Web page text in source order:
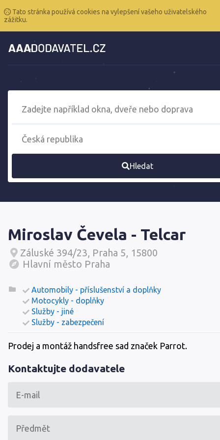
Tato stránka používá cookies na vylepšení vašeho uživatelského
zážitku.
Hledat
Miroslav Čevela - Telcar
Záluské 394/23, Praha 5, 15800
Hlavní město Praha
Automobily - příslušenství a doplňky
Motocykly - doplňky
Služby - jiné
Služby - zabezpečení
Prodej a montáž handsfree sad značek Parrot.
Kontaktujte dodavatele